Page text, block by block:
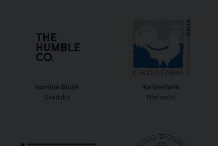
Humble Brush
Švédsko
Kerzenfarm
Německo